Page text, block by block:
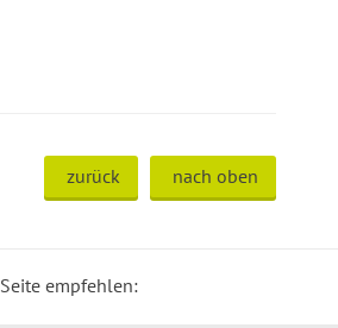
zurück nach oben
Seite empfehlen: